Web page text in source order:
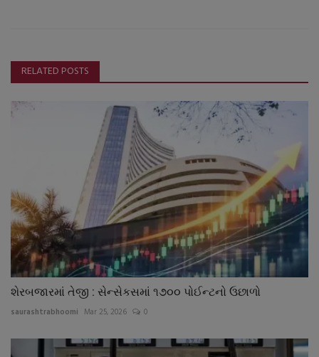
RELATED POSTS
શેરબજારમાં તેજી : સેન્સેકસમાં ૧૭૦૦ પોઈન્ટનો ઉછાળો
saurashtrabhoomi Mar 25, 2026 0